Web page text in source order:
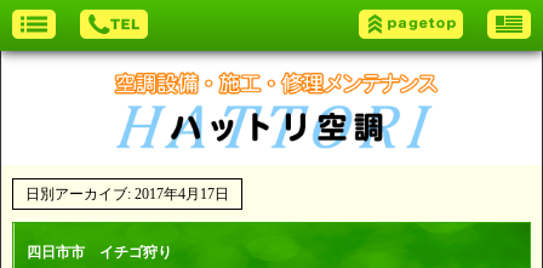
日別アーカイブ: 2017年4月17日
四日市市 イチゴ狩り